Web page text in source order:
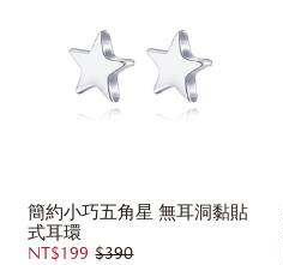
簡約小巧五角星 無耳洞黏貼
式耳環
NT$199 $390